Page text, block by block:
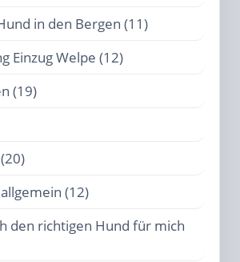
in den Bergen (11)
Einzug Welpe (12)
(19)
(12)
den richtigen Hund für mich